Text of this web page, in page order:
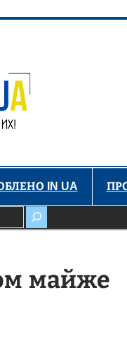
IN UA
майже